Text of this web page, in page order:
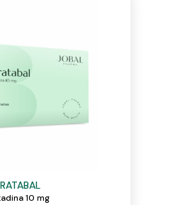
10 mg